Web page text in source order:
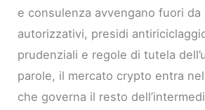
e consulenza avvengano fuori da
autorizzativi, presidi
prudenziali e regole di tutela
parole, il mercato crypto entra
che governa il resto